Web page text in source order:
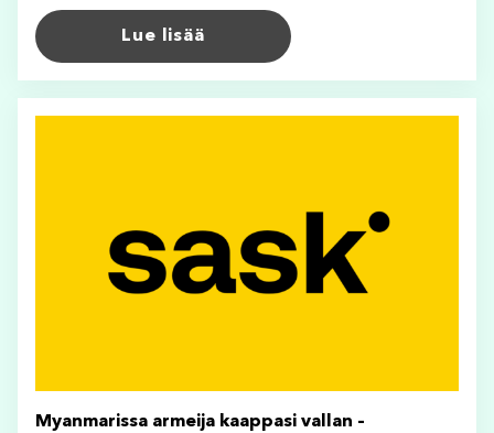
Lue lisää
Myanmarissa armeija kaappasi vallan –